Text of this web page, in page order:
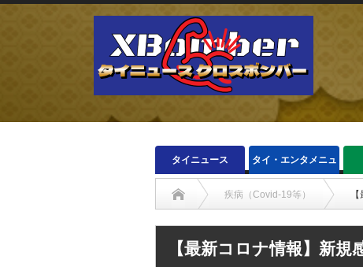
タイニュース タイ・エンタメニュ
ース
疾病（Covid-19等）
【最新コロナ情報】新